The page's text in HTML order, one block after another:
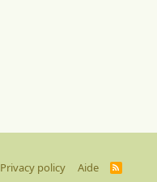
Privacy policy Aide
R